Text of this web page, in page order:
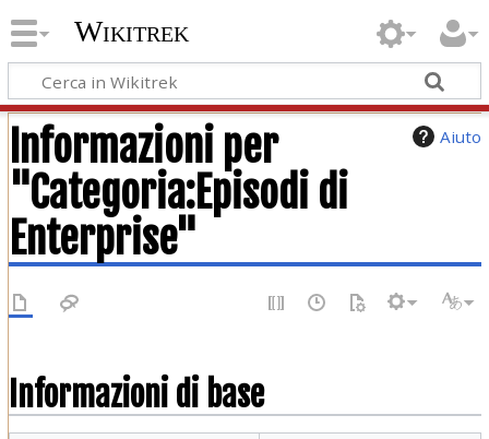
Wikitrek
Aiuto
Informazioni per
"Categoria:Episodi di
Enterprise"
Informazioni di base